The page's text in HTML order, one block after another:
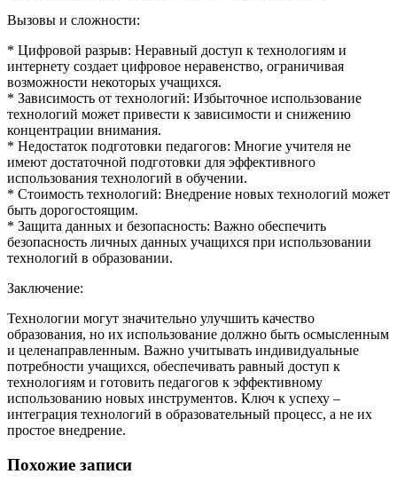
Вызовы и сложности:
* Цифровой разрыв: Неравный доступ к технологиям и
интернету создает цифровое неравенство, ограничивая
возможности некоторых учащихся.
* Зависимость от технологий: Избыточное использование
технологий может привести к зависимости и снижению
концентрации внимания.
* Недостаток подготовки педагогов: Многие учителя не
имеют достаточной подготовки для эффективного
использования технологий в обучении.
* Стоимость технологий: Внедрение новых технологий может
быть дорогостоящим.
* Защита данных и безопасность: Важно обеспечить
безопасность личных данных учащихся при использовании
технологий в образовании.
Заключение:
Технологии могут значительно улучшить качество
образования, но их использование должно быть осмысленным
и целенаправленным. Важно учитывать индивидуальные
потребности учащихся, обеспечивать равный доступ к
технологиям и готовить педагогов к эффективному
использованию новых инструментов. Ключ к успеху –
интеграция технологий в образовательный процесс, а не их
простое внедрение.
Похожие записи